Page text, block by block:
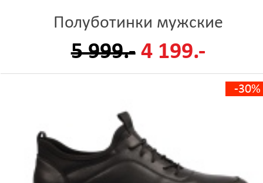
Полуботинки мужские
5 999.- 4 199.-
-30%